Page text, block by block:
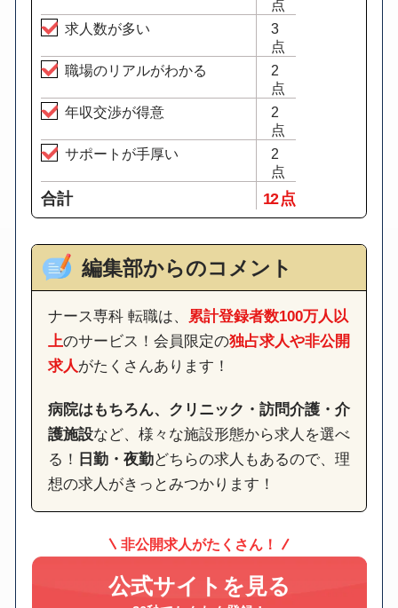
点
求人数が多い
3
点
職場のリアルがわかる
2
点
年収交渉が得意
2
点
サポートが手厚い
2
点
合計 12 点
編集部からのコメント
ナース専科 転職は、
累計登録者数100万人以
上のサービス！会員限定の独占求人や非公開
求人がたくさんあります！
病院はもちろん、クリニック・訪問介護・介
護施設など、様々な施設形態から求人を選べ
る！ 日勤・夜勤どちらの求人もあるので、理
想の求人がきっとみつかります！
非公開求人がたくさん！
公式サイトを見る